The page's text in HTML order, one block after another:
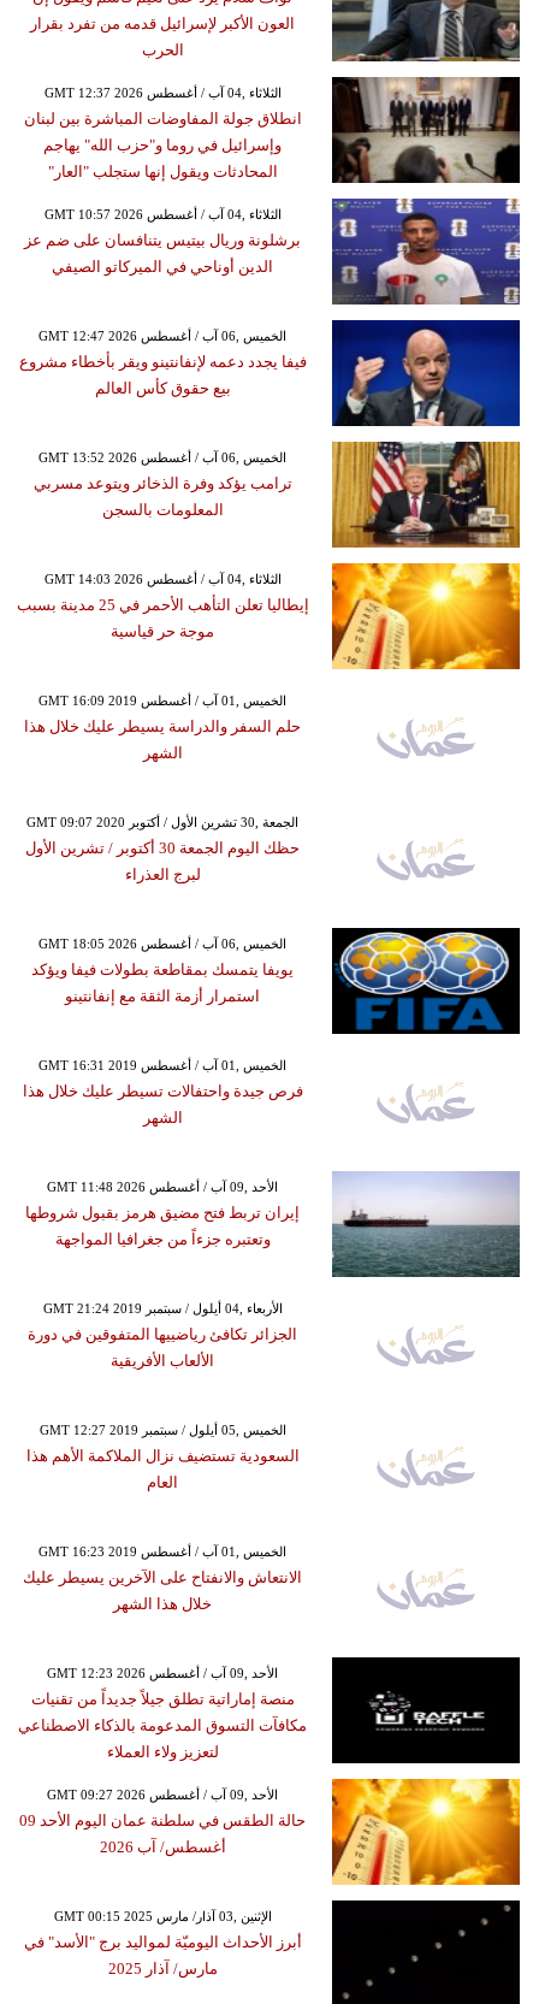
العون الأكبر لإسرائيل قدمه من تفرد بقرار
الحرب
GMT 12:37 2026 الثلاثاء ,04 آب / أغسطس
انطلاق جولة المفاوضات المباشرة بين لبنان
وإسرائيل في روما و"حزب الله" يهاجم
المحادثات ويقول إنها ستجلب "العار"
GMT 10:57 2026 الثلاثاء ,04 آب / أغسطس
برشلونة وريال بيتيس يتنافسان على ضم عز
الدين أوناحي في الميركاتو الصيفي
GMT 12:47 2026 الخميس ,06 آب / أغسطس
فيفا يجدد دعمه لإنفانتينو ويقر بأخطاء مشروع
بيع حقوق كأس العالم
GMT 13:52 2026 الخميس ,06 آب / أغسطس
ترامب يؤكد وفرة الذخائر ويتوعد مسربي
المعلومات بالسجن
GMT 14:03 2026 الثلاثاء ,04 آب / أغسطس
إيطاليا تعلن التأهب الأحمر في 25 مدينة بسبب
موجة حر قياسية
GMT 16:09 2019 الخميس ,01 آب / أغسطس
حلم السفر والدراسة يسيطر عليك خلال هذا
الشهر
GMT 09:07 2020 الجمعة ,30 تشرين الأول / أكتوبر
حظك اليوم الجمعة 30 أكتوبر / تشرين الأول
لبرج العذراء
GMT 18:05 2026 الخميس ,06 آب / أغسطس
يويفا يتمسك بمقاطعة بطولات فيفا ويؤكد
استمرار أزمة الثقة مع إنفانتينو
GMT 16:31 2019 الخميس ,01 آب / أغسطس
فرص جيدة واحتفالات تسيطر عليك خلال هذا
الشهر
GMT 11:48 2026 الأحد ,09 آب / أغسطس
إيران تربط فتح مضيق هرمز بقبول شروطها
وتعتبره جزءاً من جغرافيا المواجهة
GMT 21:24 2019 الأربعاء ,04 أيلول / سبتمبر
الجزائر تكافئ رياضييها المتفوقين في دورة
الألعاب الأفريقية
GMT 12:27 2019 الخميس ,05 أيلول / سبتمبر
السعودية تستضيف نزال الملاكمة الأهم هذا
العام
GMT 16:23 2019 الخميس ,01 آب / أغسطس
الانتعاش والانفتاح على الآخرين يسيطر عليك
خلال هذا الشهر
GMT 12:23 2026 الأحد ,09 آب / أغسطس
منصة إماراتية تطلق جيلاً جديداً من تقنيات
مكافآت التسوق المدعومة بالذكاء الاصطناعي
لتعزيز ولاء العملاء
GMT 09:27 2026 الأحد ,09 آب / أغسطس
حالة الطقس في سلطنة عمان اليوم الأحد 09
أغسطس/ آب 2026
GMT 00:15 2025 الإثنين ,03 آذار/ مارس
أبرز الأحداث اليوميّة لمواليد برج "الأسد" في
مارس/ آذار 2025